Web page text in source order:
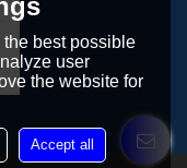
best possible
user
the website for
Accept all